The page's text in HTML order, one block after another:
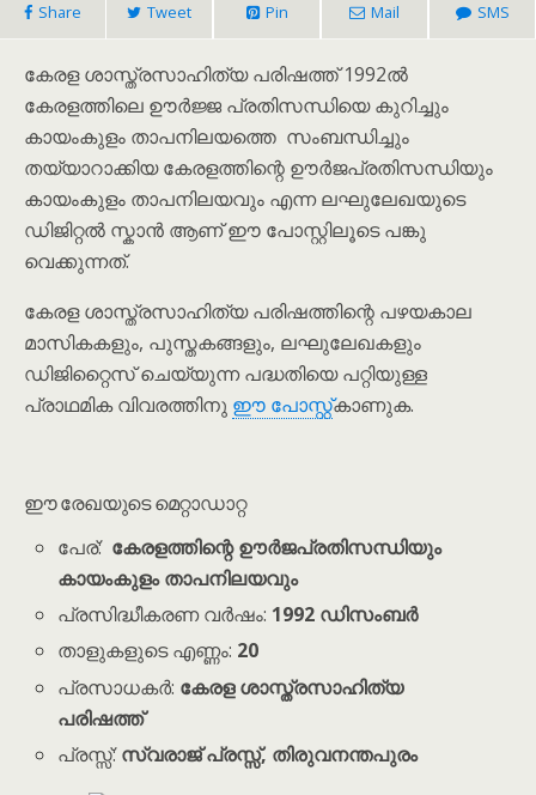
Share Tweet Pin Mail SMS
കേരള ശാസ്ത്രസാഹിത്യ പരിഷത്ത് 1992ൽ
കേരളത്തിലെ ഊർജ്ജ പ്രതിസന്ധിയെ കുറിച്ചും
കായം‌കുളം താപനിലയത്തെ സംബന്ധിച്ചും
തയ്യാറാക്കിയ കേരളത്തിന്റെ ഊർജപ്രതിസന്ധിയും
കായം‌കുളം താപനിലയവും എന്ന ലഘുലേഖയുടെ
ഡിജിറ്റൽ സ്കാൻ ആണ് ഈ പോസ്റ്റിലൂടെ പങ്കു
വെക്കുന്നത്.
കേരള ശാസ്ത്രസാഹിത്യ പരിഷത്തിന്റെ പഴയകാല
മാസികകളും, പുസ്തകങ്ങളും, ലഘുലേഖകളും
ഡിജിറ്റൈസ് ചെയ്യുന്ന പദ്ധതിയെ പറ്റിയുള്ള
പ്രാഥമിക വിവരത്തിനു ഈ പോസ്റ്റ്കാണുക.
ഈ രേഖയുടെ മെറ്റാഡാറ്റ
പേര്: കേരളത്തിന്റെ ഊർജപ്രതിസന്ധിയും
കായം‌കുളം താപനിലയവും
പ്രസിദ്ധീകരണ വർഷം: 1992 ഡിസംബർ
താളുകളുടെ എണ്ണം: 20
പ്രസാധകർ: കേരള ശാസ്ത്രസാഹിത്യ
പരിഷത്ത്
പ്രസ്സ്:സ്വരാജ് പ്രസ്സ്, തിരുവനന്തപുരം